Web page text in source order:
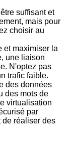
suffisant et
mais pour
choisir au
et maximiser la
une liaison
N'optez pas
trafic faible.
des données
des mots de
virtualisation
par
de réaliser des